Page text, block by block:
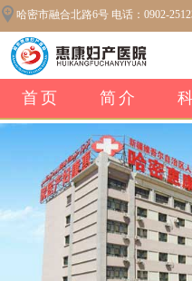
哈密市融合北路6号 电话：0902-
首页 简介